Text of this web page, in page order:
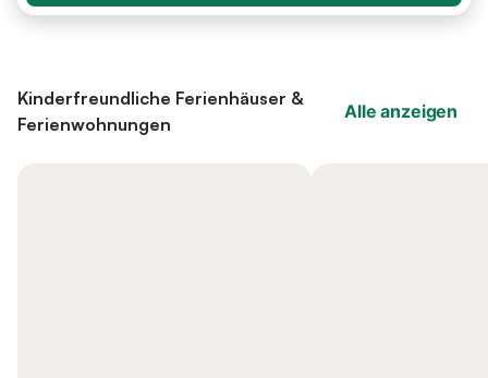
Kinderfreundliche Ferienhäuser &
Ferienwohnungen
Alle anzeigen